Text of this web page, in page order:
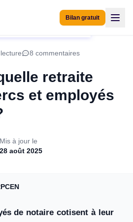
Bilan gratuit
8 commentaires
retraite
et employés
Mis à jour le
28 août 2025
de notaire cotisent à leur